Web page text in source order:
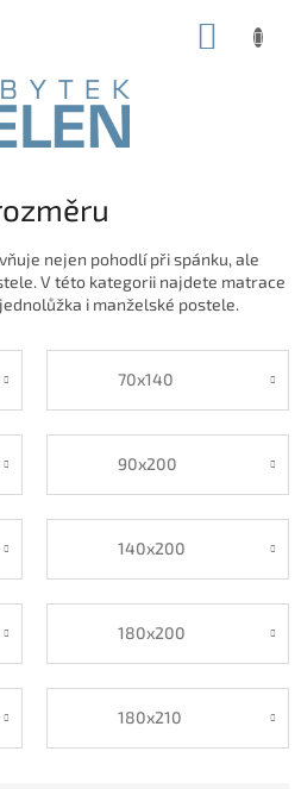
nejen pohodlí při spánku, ale
V této kategorii najdete matrace
i manželské postele.
70x140
90x200
140x200
180x200
180x210